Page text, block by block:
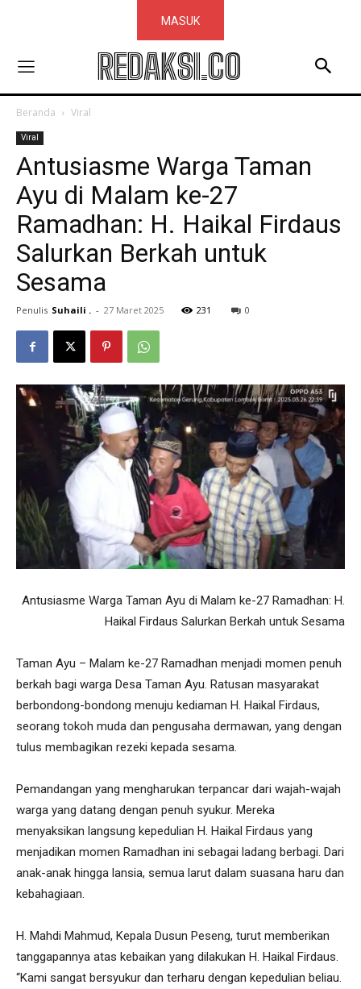
MASUK
REDAKSI.CO
Beranda Viral
Viral
Antusiasme Warga Taman
Ayu di Malam ke-27
Ramadhan: H. Haikal Firdaus
Salurkan Berkah untuk
Sesama
Penulis Suhaili . - 27 Maret 2025 231 0
Antusiasme Warga Taman Ayu di Malam ke-27 Ramadhan: H.
Haikal Firdaus Salurkan Berkah untuk Sesama
Taman Ayu – Malam ke-27 Ramadhan menjadi momen penuh
berkah bagi warga Desa Taman Ayu. Ratusan masyarakat
berbondong-bondong menuju kediaman H. Haikal Firdaus,
seorang tokoh muda dan pengusaha dermawan, yang dengan
tulus membagikan rezeki kepada sesama.
Pemandangan yang mengharukan terpancar dari wajah-wajah
warga yang datang dengan penuh syukur. Mereka
menyaksikan langsung kepedulian H. Haikal Firdaus yang
menjadikan momen Ramadhan ini sebagai ladang berbagi. Dari
anak-anak hingga lansia, semua larut dalam suasana haru dan
kebahagiaan.
H. Mahdi Mahmud, Kepala Dusun Peseng, turut memberikan
tanggapannya atas kebaikan yang dilakukan H. Haikal Firdaus.
“Kami sangat bersyukur dan terharu dengan kepedulian beliau.